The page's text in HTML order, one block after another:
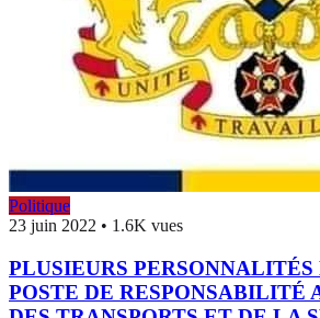
Politique
23 juin 2022 • 1.6K vues
PLUSIEURS
POSTE DE RESPONSABILITÉ